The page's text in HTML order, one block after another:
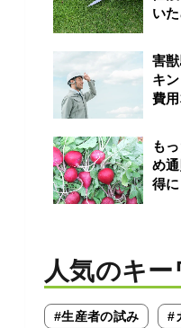
い
害
キ
費
も
め
得
人気のキー
#生産者の試み #